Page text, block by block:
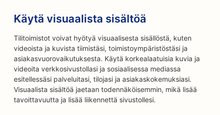
Käytä visuaalista sisältöä
Tilitoimistot voivat hyötyä visuaalisesta sisällöstä, kuten
videoista ja kuvista tiimistäsi, toimistoympäristöstäsi ja
asiakasvuorovaikutuksesta. Käytä korkealaatuisia kuvia ja
videoita verkkosivustollasi ja sosiaalisessa mediassa
esitellessäsi palveluitasi, tilojasi ja asiakaskokemuksiasi.
Visuaalista sisältöä jaetaan todennäköisemmin, mikä lisää
tavoittavuutta ja lisää liikennettä sivustollesi.